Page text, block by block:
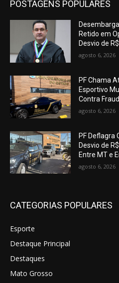
POSTAGENS POPULARES
Retido em
Desvio de
agosto 6, 2026
PF Chama
Esportivo
Contra
agosto 6, 2026
PF Deflagra
Desvio de
Entre MT e
agosto 6, 2026
CATEGORIAS POPULARES
Esporte
Destaque Principal
Destaques
Mato Grosso